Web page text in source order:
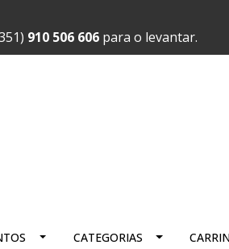
910 506 606 para o levantar.
CATEGORIAS